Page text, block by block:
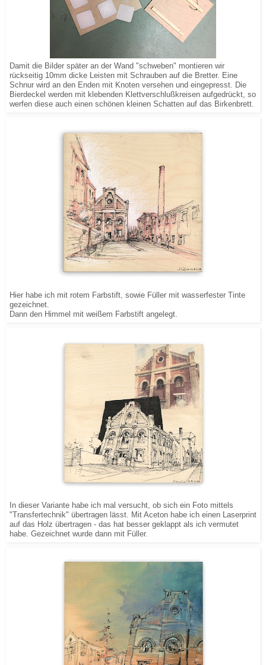
Damit die Bilder später an der Wand "schweben" montieren wir
rückseitig 10mm dicke Leisten mit Schrauben auf die Bretter. Eine
Schnur wird an den Enden mit Knoten versehen und eingepresst. Die
Bierdeckel werden mit klebenden Klettverschlußkreisen aufgedrückt, so
werfen diese auch einen schönen kleinen Schatten auf das Birkenbrett.
Hier habe ich mit rotem Farbstift, sowie Füller mit wasserfester Tinte
gezeichnet.
Dann den Himmel mit weißem Farbstift angelegt.
In dieser Variante habe ich mal versucht, ob sich ein Foto mittels
"Transfertechnik" übertragen lässt. Mit Aceton habe ich einen Laserprint
auf das Holz übertragen - das hat besser geklappt als ich vermutet
habe. Gezeichnet wurde dann mit Füller.